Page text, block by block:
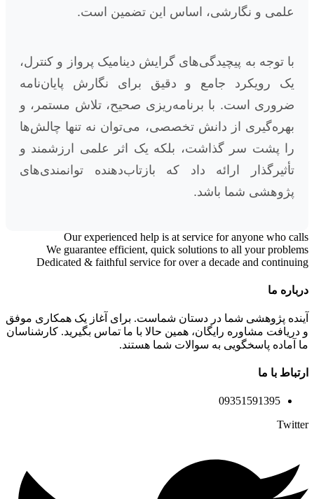
علمی و نگارشی، اساس این تضمین است.
با توجه به پیچیدگی‌های گرایش دینامیک پرواز و کنترل،
یک رویکرد جامع و دقیق برای نگارش پایان‌نامه
ضروری است. با برنامه‌ریزی صحیح، تلاش مستمر، و
بهره‌گیری از دانش تخصصی، می‌توان نه تنها چالش‌ها
را پشت سر گذاشت، بلکه یک اثر علمی ارزشمند و
تأثیرگذار ارائه داد که بازتاب‌دهنده توانمندی‌های
پژوهشی شما باشد.
Our experienced help is at service for anyone who calls
We guarantee efficient, quick solutions to all your problems
Dedicated & faithful service for over a decade and continuing
درباره ما
آینده پژوهشی شما در دستان شماست. برای آغاز یک همکاری موفق
و دریافت مشاوره رایگان، همین حالا با ما تماس بگیرید. کارشناسان
ما آماده پاسخگویی به سوالات شما هستند.
ارتباط با ما
09351591395
Twitter